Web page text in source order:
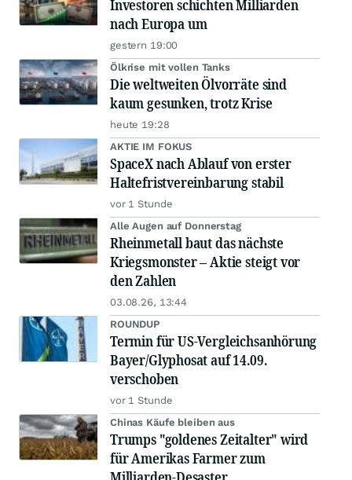
Investoren schichten Milliarden
nach Europa um
gestern 19:00
Ölkrise mit vollen Tanks
Die weltweiten Ölvorräte sind
kaum gesunken, trotz Krise
heute 19:28
AKTIE IM FOKUS
SpaceX nach Ablauf von erster
Haltefristvereinbarung stabil
vor 1 Stunde
Alle Augen auf Donnerstag
Rheinmetall baut das nächste
Kriegsmonster – Aktie steigt vor
den Zahlen
03.08.26, 13:44
ROUNDUP
Termin für US-Vergleichsanhörung
Bayer/Glyphosat auf 14.09.
verschoben
vor 1 Stunde
Chinas Käufe bleiben aus
Trumps "goldenes Zeitalter" wird
für Amerikas Farmer zum